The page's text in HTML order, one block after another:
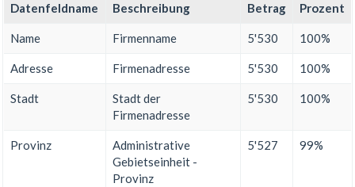
Datenfeldname Beschreibung Betrag Prozent
Name Firmenname 5'530 100%
Adresse Firmenadresse 5'530 100%
Stadt
Stadt der
Firmenadresse
5'530 100%
Provinz
Administrative
Gebietseinheit -
Provinz
5'527 99%